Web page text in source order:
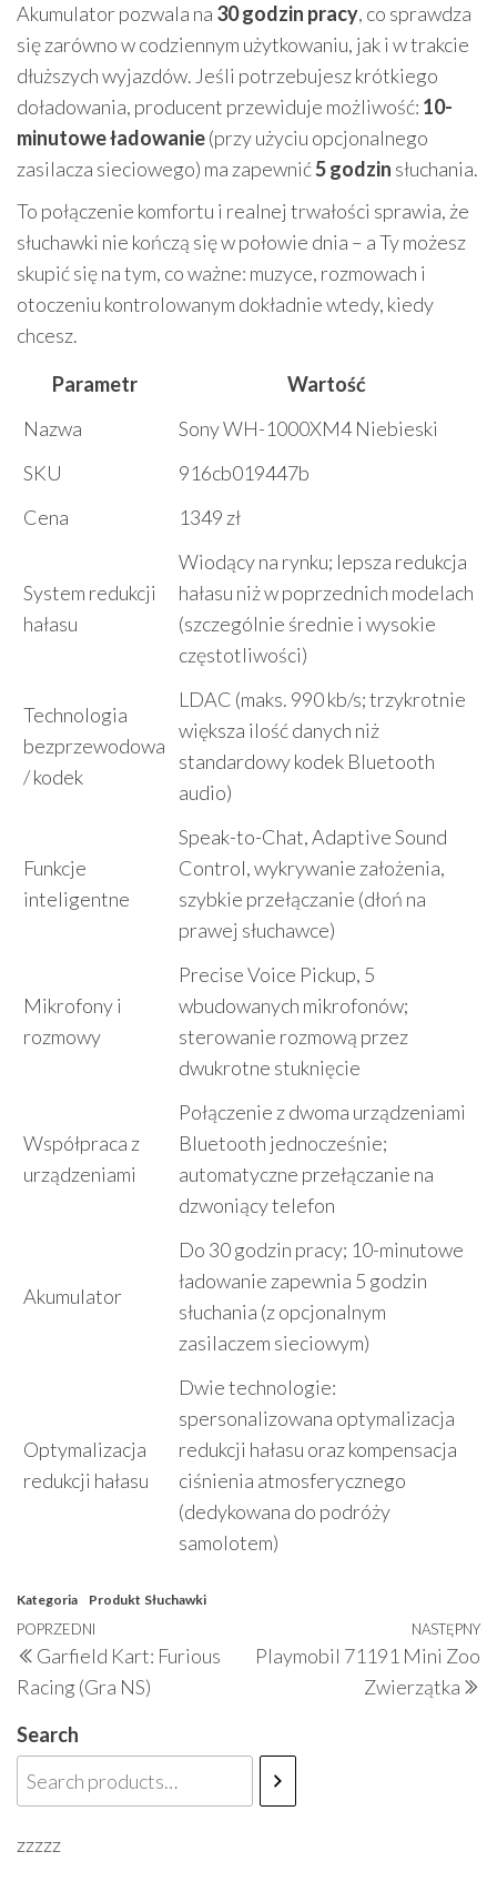
Akumulator pozwala na 30 godzin pracy, co sprawdza
się zarówno w codziennym użytkowaniu, jak i w trakcie
dłuższych wyjazdów. Jeśli potrzebujesz krótkiego
doładowania, producent przewiduje możliwość: 10-
minutowe ładowanie(przy użyciu opcjonalnego
zasilacza sieciowego) ma zapewnić5 godzin słuchania.
To połączenie komfortu i realnej trwałości sprawia, że
słuchawki nie kończą się w połowie dnia – a Ty możesz
skupić się na tym, co ważne: muzyce, rozmowach i
otoczeniu kontrolowanym dokładnie wtedy, kiedy
chcesz.
Parametr
Wartość
Nazwa
Sony WH-1000XM4 Niebieski
SKU
916cb019447b
Cena
1349 zł
System redukcji
hałasu
Wiodący na rynku; lepsza redukcja
hałasu niż w poprzednich modelach
(szczególnie średnie i wysokie
częstotliwości)
Technologia
bezprzewodowa
/ kodek
LDAC (maks. 990 kb/s; trzykrotnie
większa ilość danych niż
standardowy kodek Bluetooth
audio)
Funkcje
inteligentne
Speak-to-Chat, Adaptive Sound
Control, wykrywanie założenia,
szybkie przełączanie (dłoń na
prawej słuchawce)
Mikrofony i
rozmowy
Precise Voice Pickup, 5
wbudowanych mikrofonów;
sterowanie rozmową przez
dwukrotne stuknięcie
Współpraca z
urządzeniami
Połączenie z dwoma urządzeniami
Bluetooth jednocześnie;
automatyczne przełączanie na
dzwoniący telefon
Akumulator
Do 30 godzin pracy; 10-minutowe
ładowanie zapewnia 5 godzin
słuchania (z opcjonalnym
zasilaczem sieciowym)
Optymalizacja
redukcji hałasu
Dwie technologie:
spersonalizowana optymalizacja
redukcji hałasu oraz kompensacja
ciśnienia atmosferycznego
(dedykowana do podróży
samolotem)
Kategoria Produkt Słuchawki
Nawigacja
wpisu
Poprzedni
wpis
POPRZEDNI
Garfield Kart: Furious
Racing (Gra NS)
NASTĘPNY
Playmobil 71191 Mini Zoo
Zwierzątka
Search
zzzzz